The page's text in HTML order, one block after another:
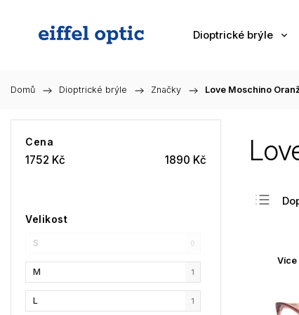
Dioptrické brýle
Domů / Dioptrické brýle / Značky / Love Moschino
Cena
1752 Kč 1890 Kč
Velikost
S 0
M 1
L 1
Více